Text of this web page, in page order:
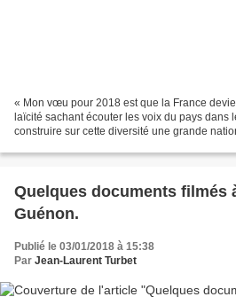
« Mon vœu pour 2018 est que la France
laïcité sachant écouter les voix du pays dans
construire sur cette diversité une grande
Quelques documents filmés
Guénon.
Publié le 03/01/2018 à 15:38
Par Jean-Laurent Turbet